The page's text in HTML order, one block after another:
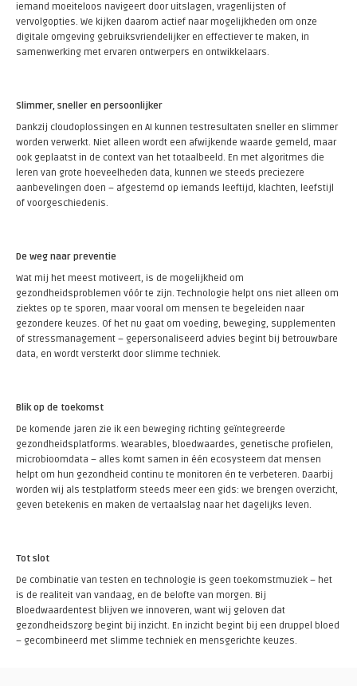
iemand moeiteloos navigeert door uitslagen, vragenlijsten of
vervolgopties. We kijken daarom actief naar mogelijkheden om onze
digitale omgeving gebruiksvriendelijker en effectiever te maken, in
samenwerking met ervaren ontwerpers en ontwikkelaars.
Slimmer, sneller en persoonlijker
Dankzij cloudoplossingen en AI kunnen testresultaten sneller en slimmer
worden verwerkt. Niet alleen wordt een afwijkende waarde gemeld, maar
ook geplaatst in de context van het totaalbeeld. En met algoritmes die
leren van grote hoeveelheden data, kunnen we steeds preciezere
aanbevelingen doen – afgestemd op iemands leeftijd, klachten, leefstijl
of voorgeschiedenis.
De weg naar preventie
Wat mij het meest motiveert, is de mogelijkheid om
gezondheidsproblemen vóór te zijn. Technologie helpt ons niet alleen om
ziektes op te sporen, maar vooral om mensen te begeleiden naar
gezondere keuzes. Of het nu gaat om voeding, beweging, supplementen
of stressmanagement – gepersonaliseerd advies begint bij betrouwbare
data, en wordt versterkt door slimme techniek.
Blik op de toekomst
De komende jaren zie ik een beweging richting geïntegreerde
gezondheidsplatforms. Wearables, bloedwaardes, genetische profielen,
microbioomdata – alles komt samen in één ecosysteem dat mensen
helpt om hun gezondheid continu te monitoren én te verbeteren. Daarbij
worden wij als testplatform steeds meer een gids: we brengen overzicht,
geven betekenis en maken de vertaalslag naar het dagelijks leven.
Tot slot
De combinatie van testen en technologie is geen toekomstmuziek – het
is de realiteit van vandaag, en de belofte van morgen. Bij
Bloedwaardentest blijven we innoveren, want wij geloven dat
gezondheidszorg begint bij inzicht. En inzicht begint bij een druppel bloed
– gecombineerd met slimme techniek en mensgerichte keuzes.